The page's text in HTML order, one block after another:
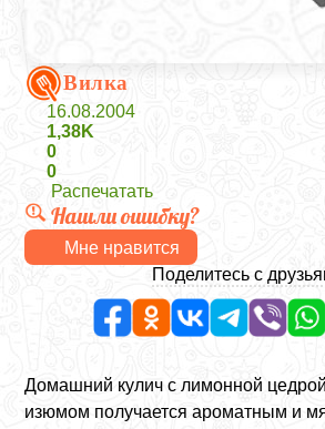
Вилка
16.08.2004
1,38K
0
0
Распечатать
Нашли ошибку?
Мне нравится
Поделитесь с
Домашний кулич с лимонной
изюмом получается ароматным и